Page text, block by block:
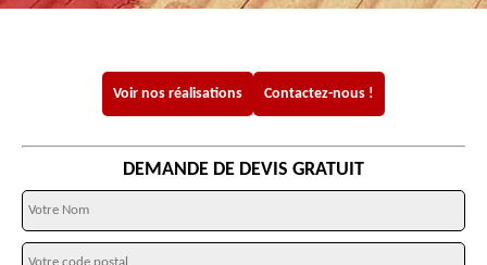
Voir nos réalisations Contactez-nous !
DEMANDE DE DEVIS GRATUIT